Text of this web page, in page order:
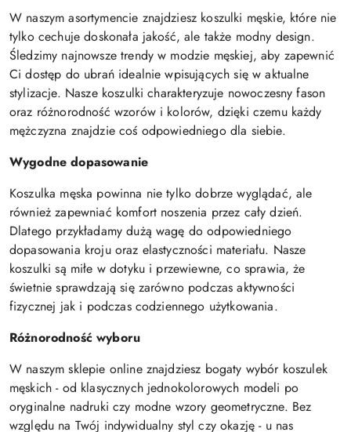
W naszym asortymencie znajdziesz koszulki męskie, które nie
tylko cechuje doskonała jakość, ale także modny design.
Śledzimy najnowsze trendy w modzie męskiej, aby zapewnić
Ci dostęp do ubrań idealnie wpisujących się w aktualne
stylizacje. Nasze koszulki charakteryzuje nowoczesny fason
oraz różnorodność wzorów i kolorów, dzięki czemu każdy
mężczyzna znajdzie coś odpowiedniego dla siebie.
Wygodne dopasowanie
Koszulka męska powinna nie tylko dobrze wyglądać, ale
również zapewniać komfort noszenia przez cały dzień.
Dlatego przykładamy dużą wagę do odpowiedniego
dopasowania kroju oraz elastyczności materiału. Nasze
koszulki są miłe w dotyku i przewiewne, co sprawia, że
świetnie sprawdzają się zarówno podczas aktywności
fizycznej jak i podczas codziennego użytkowania.
Różnorodność wyboru
W naszym sklepie online znajdziesz bogaty wybór koszulek
męskich - od klasycznych jednokolorowych modeli po
oryginalne nadruki czy modne wzory geometryczne. Bez
względu na Twój indywidualny styl czy okazję - u nas